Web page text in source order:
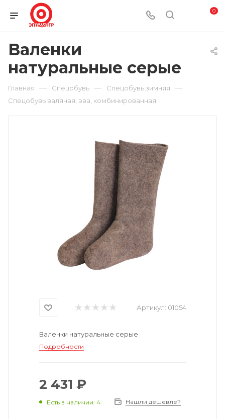
0
Валенки
натуральные серые
Главная — Спецобувь — Спецобувь зимняя —
Спецобувь валяная, эва, комбинированная
Артикул: 01054
Валенки натуральные серые
Подробности
2 431 ₽
Есть в наличии: 4 Нашли дешевле?